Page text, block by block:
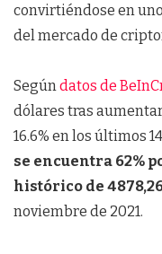
convirtiéndose en
del mercado de
Según datos de
dólares tras
16.6% en los últimos
se encuentra 62%
histórico de
noviembre de 2021.